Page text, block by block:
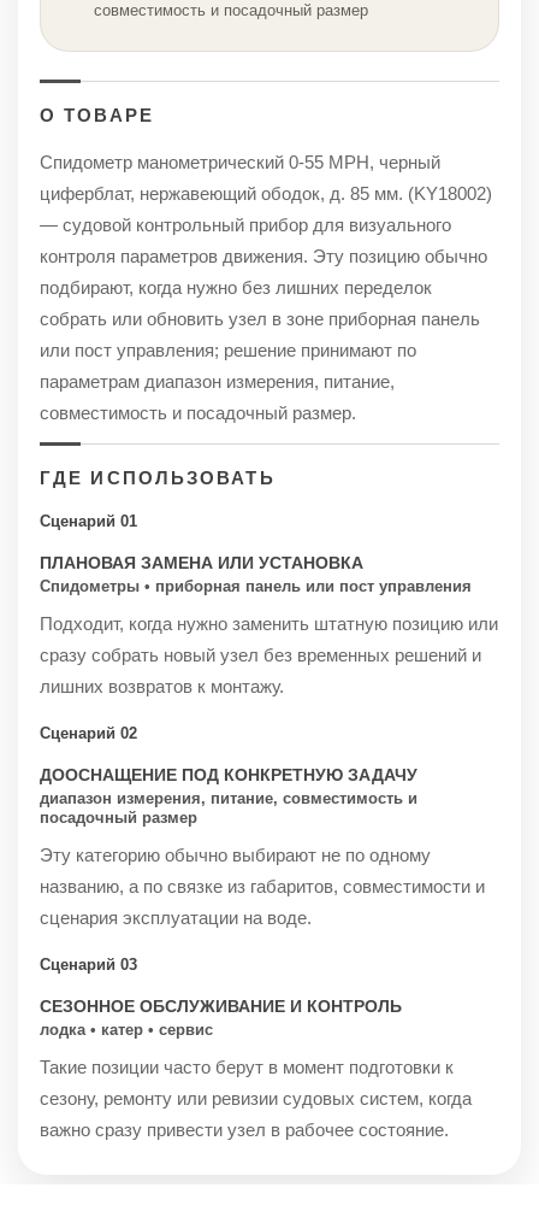
совместимость и посадочный размер
О ТОВАРЕ
Спидометр манометрический 0-55 MPH, черный
циферблат, нержавеющий ободок, д. 85 мм. (KY18002)
— судовой контрольный прибор для визуального
контроля параметров движения. Эту позицию обычно
подбирают, когда нужно без лишних переделок
собрать или обновить узел в зоне приборная панель
или пост управления; решение принимают по
параметрам диапазон измерения, питание,
совместимость и посадочный размер.
ГДЕ ИСПОЛЬЗОВАТЬ
Сценарий 01
ПЛАНОВАЯ ЗАМЕНА ИЛИ УСТАНОВКА
Спидометры • приборная панель или пост управления
Подходит, когда нужно заменить штатную позицию или
сразу собрать новый узел без временных решений и
лишних возвратов к монтажу.
Сценарий 02
ДООСНАЩЕНИЕ ПОД КОНКРЕТНУЮ ЗАДАЧУ
диапазон измерения, питание, совместимость и
посадочный размер
Эту категорию обычно выбирают не по одному
названию, а по связке из габаритов, совместимости и
сценария эксплуатации на воде.
Сценарий 03
СЕЗОННОЕ ОБСЛУЖИВАНИЕ И КОНТРОЛЬ
лодка • катер • сервис
Такие позиции часто берут в момент подготовки к
сезону, ремонту или ревизии судовых систем, когда
важно сразу привести узел в рабочее состояние.